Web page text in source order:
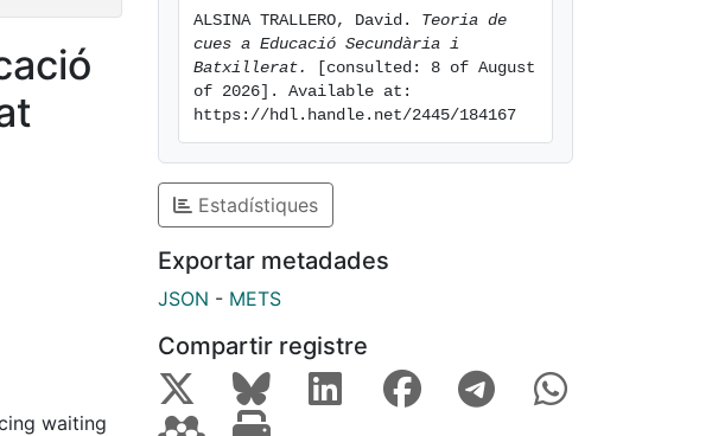
waiting
ALSINA TRALLERO, David. Teoria de
cues a Educació Secundària i
Batxillerat.
[consulted: 8 of August
of 2026]. Available at:
https://hdl.handle.net/2445/184167
Estadístiques
Exportar metadades
JSON - METS
Compartir registre